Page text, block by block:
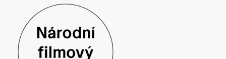
[Subseries] Parkovací smyčka
[Subseries] Otevřeno zavřeno otevřeno zavřeno...
[Subseries] Klatov
[Subseries] Jizvy, jiskry, jistoty
[Subseries] Země, světlo, vzduch